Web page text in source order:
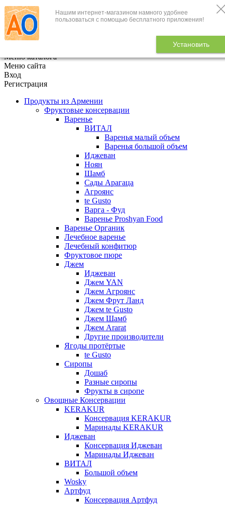
Нашим интернет-магазином намного удобнее
пользоваться с помощью бесплатного приложения!
Установить
+7 (495) 646-888-1
В корзине
Меню каталога
Меню сайта
Вход
Регистрация
Продукты из Армении
Фруктовые консервации
Варенье
ВИТАЛ
Варенья малый объем
Варенья большой объем
Иджеван
Ноян
Шамб
Сады Арагаца
Агроянс
te Gusto
Варга - Фуд
Варенье Proshyan Food
Варенье Органик
Лечебное варенье
Лечебный конфитюр
Фруктовое пюре
Джем
Иджеван
Джем YAN
Джем Агроянс
Джем Фрут Ланд
Джем te Gusto
Джем Шамб
Джем Ararat
Другие производители
Ягоды протёртые
te Gusto
Сиропы
Дошаб
Разные сиропы
Фрукты в сиропе
Овощные Консервации
KERAKUR
Консервация KERAKUR
Маринады KERAKUR
Иджеван
Консервация Иджеван
Маринады Иджеван
ВИТАЛ
Большой объем
Wosky
Артфуд
Консервация Артфуд